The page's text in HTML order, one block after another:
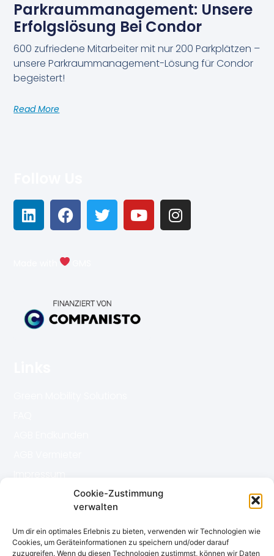
Cookie-Zustimmung
verwalten
Um dir ein optimales Erlebnis zu bieten, verwenden wir Technologien wie
Cookies, um Geräteinformationen zu speichern und/oder darauf
zuzugreifen. Wenn du diesen Technologien zustimmst, können wir Daten
Parkraummanagement: Unsere
Erfolgslösung Bei Condor
600 zufriedene Mitarbeiter mit nur 200 Parkplätzen –
unsere Parkraummanagement-Lösung für Condor
begeistert!
Read More
Kontakt
Datenschutz
Made with